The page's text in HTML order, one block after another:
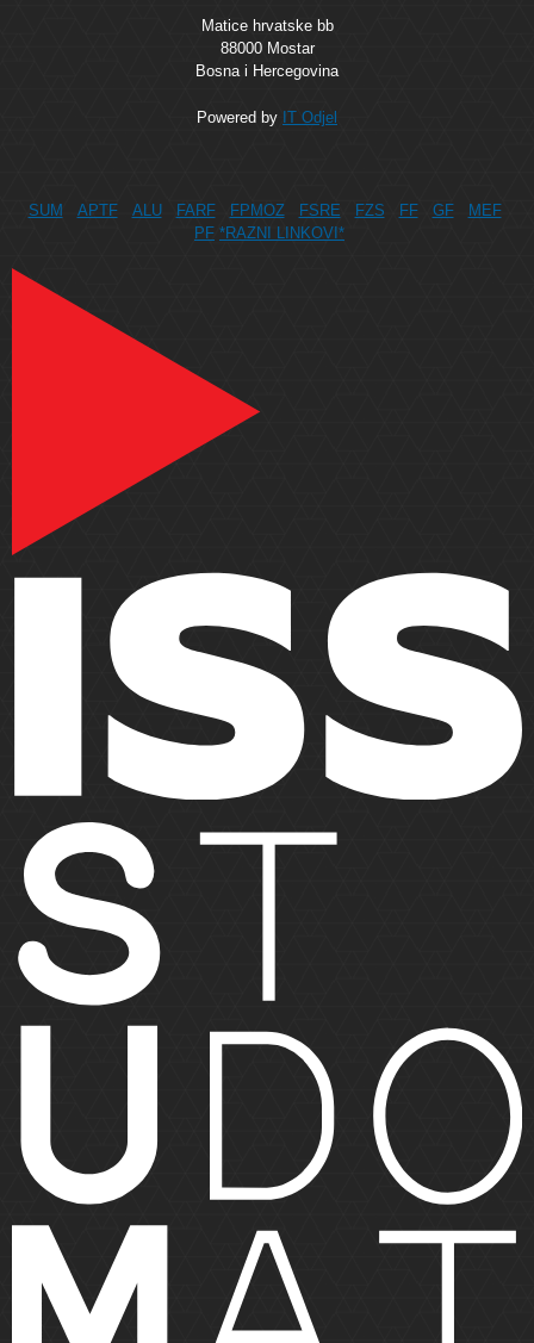
Matice hrvatske bb
88000 Mostar
Bosna i Hercegovina
Powered by IT Odjel
SUM APTF ALU FARF FPMOZ FSRE FZS FF GF
MEF
PF *RAZNI LINKOVI*